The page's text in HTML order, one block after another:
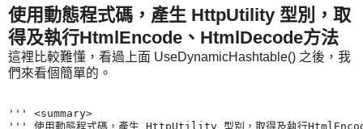
使用動態程式碼，產生 HttpUtility 型別，取
得及執行HtmlEncode、HtmlDecode方法
這裡比較難懂，看過上面 UseDynamicHashtable() 之後，我
們來看個簡單的。
''' <summary>
''' 使用動態程式碼，產生 HttpUtility 型別，取得及執行